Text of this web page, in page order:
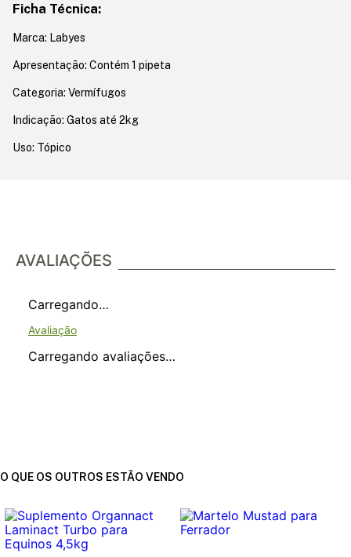
Ficha Técnica:
Marca: Labyes
Apresentação: Contém 1 pipeta
Categoria: Vermífugos
Indicação: Gatos até 2kg
Uso: Tópico
AVALIAÇÕES
Carregando…
Carregando avaliações…
O QUE OS OUTROS ESTÃO VENDO